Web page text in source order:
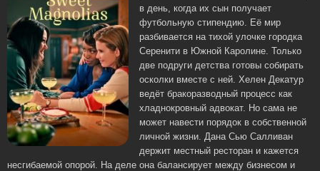
в день, когда их сын получает
футбольную стипендию. Её мир
разбивается на тихой улочке городка
Серенити в Южной Каролине. Только
две подруги детства готовы собирать
осколки вместе с ней. Хелен Декатур
ведёт бракоразводный процесс как
хладнокровный адвокат. Но сама не
может навести порядок в собственной
личной жизни. Дана Сью Салливан
держит местный ресторан и кажется
несгибаемой опорой. На деле она балансирует между бизнесом и